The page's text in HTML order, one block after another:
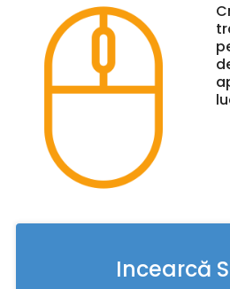
Incearcă